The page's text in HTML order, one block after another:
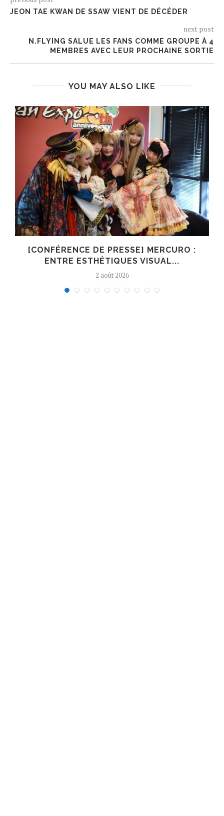
JEON TAE KWAN DE SSAW VIENT DE DÉCÉDER
next post
N.FLYING SALUE LES FANS COMME GROUPE À 4
MEMBRES AVEC LEUR PROCHAINE SORTIE
YOU MAY ALSO LIKE
[CONFÉRENCE DE PRESSE] MERCURO :
ENTRE ESTHÉTIQUES VISUAL...
2 août 2026